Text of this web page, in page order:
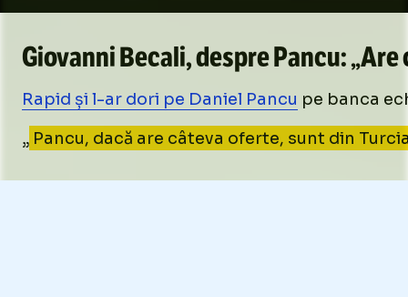
Giovanni Becali, despre Pancu:
Rapid și l-ar dori pe Daniel Pancu pe banca
„ Pancu, dacă are câteva oferte, sunt din